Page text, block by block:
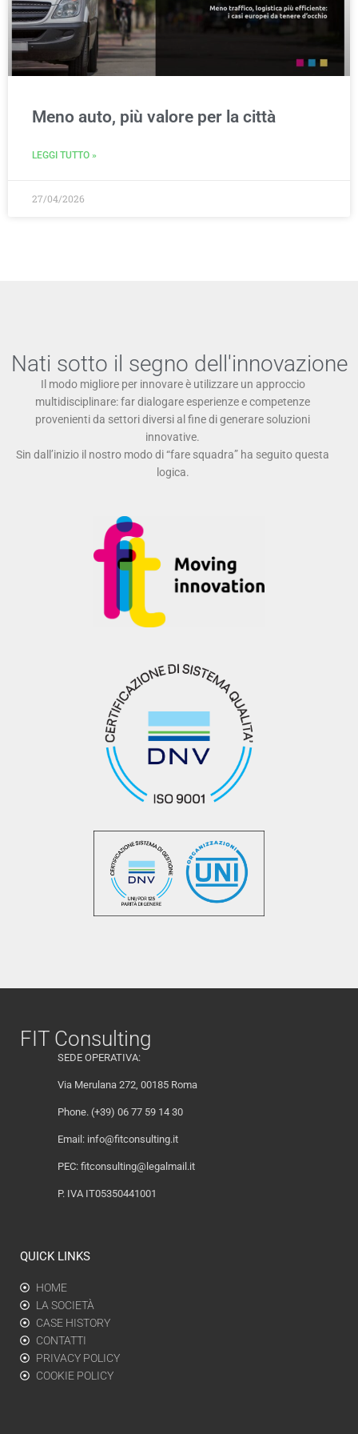
Meno auto, più valore per la città
LEGGI TUTTO »
27/04/2026
Nati sotto il segno dell'innovazione
Il modo migliore per innovare è utilizzare un approccio
multidisciplinare: far dialogare esperienze e competenze
provenienti da settori diversi al fine di generare soluzioni
innovative.
Sin dall’inizio il nostro modo di “fare squadra” ha seguito questa
logica.
FIT Consulting
SEDE OPERATIVA:
Via Merulana 272, 00185 Roma
Phone. (+39) 06 77 59 14 30
Email: info@fitconsulting.it
PEC: fitconsulting@legalmail.it
P. IVA IT05350441001
QUICK LINKS
HOME
LA SOCIETÀ
CASE HISTORY
CONTATTI
PRIVACY POLICY
COOKIE POLICY